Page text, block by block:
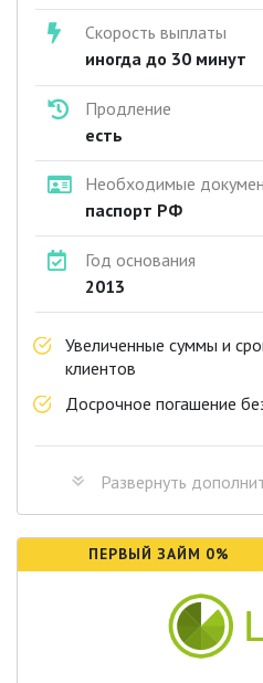
Скорость выплаты
иногда до 30 минут
Продление
есть
Необходимые
паспорт РФ
Год основания
2013
Увеличенные суммы и
клиентов
Досрочное погашение
Развернуть
ПЕРВЫЙ ЗАЙМ 0%